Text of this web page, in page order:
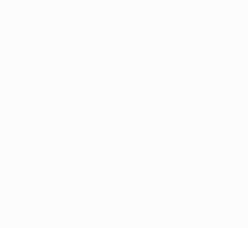
лице- 1 000 000лева
дава полица…
година
English"